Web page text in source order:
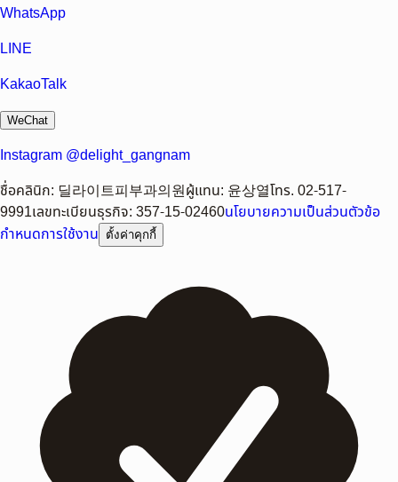
WhatsApp
LINE
KakaoTalk
WeChat
Instagram @delight_gangnam
ชื่อคลินิก: 딜라이트피부과의원ผู้แทน: 윤상열โทร. 02-517-
9991เลขทะเบียนธุรกิจ: 357-15-02460นโยบายความเป็นส่วนตัวข้อ
กำหนดการใช้งาน
ตั้งค่าคุกกี้